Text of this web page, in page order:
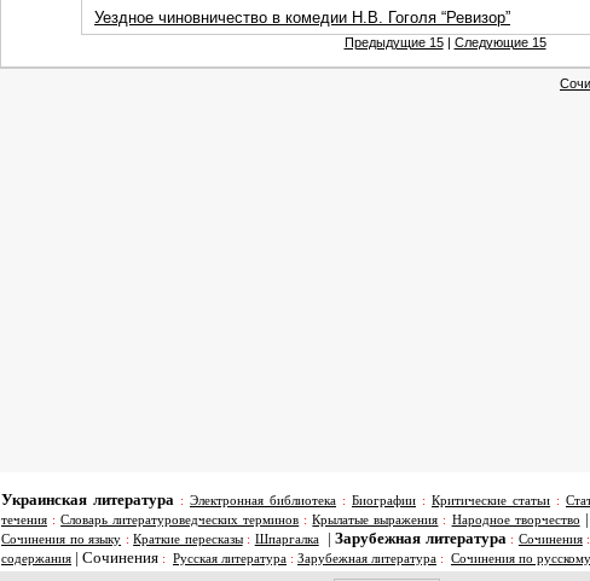
Уездное чиновничество в комедии Н.В. Гоголя “Ревизор”
Предыдущие 15| Следующие 15
Украинская литература : Электронная библиотека : Биографии : Критические статьи :
течения :Словарь литературоведческих терминов :Крылатые выражения : Народное творчество |
Сочинения по языку :Краткие пересказы: Шпаргалка | Зарубежная литература : Сочинения:
содержания | Сочинения : Русская литература : Зарубежная литература : Сочинения по